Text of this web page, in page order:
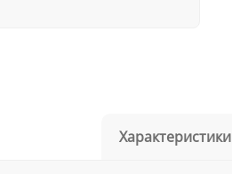
Характеристики